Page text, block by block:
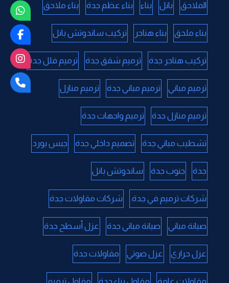
الملاحق بانل بناء بناء عظم جدة بناء ملاحق
بناء ملحق بناء هناجر تركيب ساندوتش بانل
تركيب هناجر جدة ترميم شقق جدة ترميم فلل جدة
ترميم مباني ترميم مباني جدة ترميم منازل
ترميم منازل جدة ترميم واجهات جدة
تشطيب مباني جدة تصميم داخلي جدة جبس بورد
جدة جنوب جدة ساندوتش بانل
شركات ترميم في جدة. شركات مقاولات جدة
صيانة مباني صيانة مباني جدة عزل أسطح جدة
عزل حراري عزل صوتي مقاولات جدة